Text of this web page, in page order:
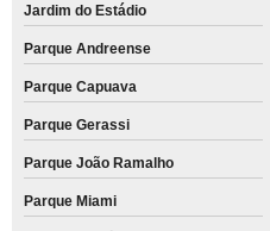
Jardim do Estádio
Parque Andreense
Parque Capuava
Parque Gerassi
Parque João Ramalho
Parque Miami